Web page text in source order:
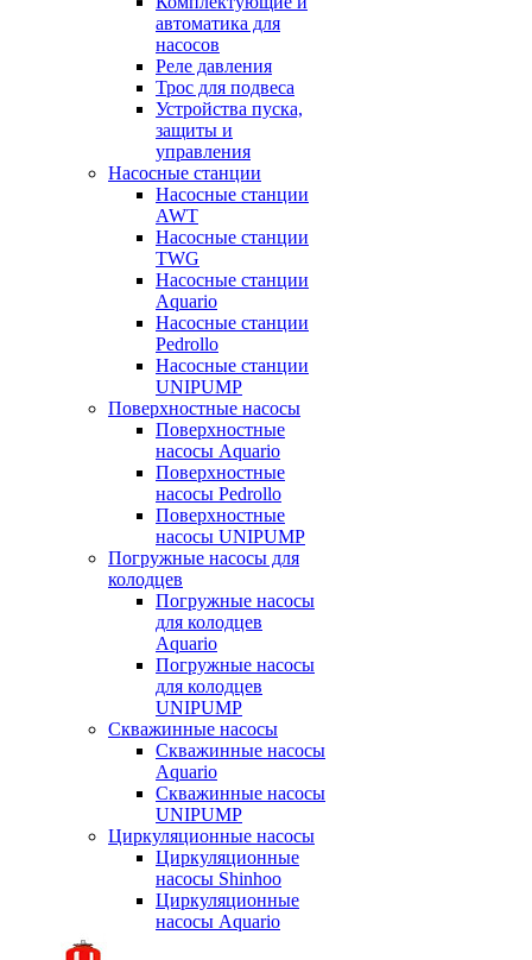
автоматика для
насосов
Реле давления
Трос для подвеса
Устройства пуска,
защиты и
управления
Насосные станции
Насосные станции
AWT
Насосные станции
TWG
Насосные станции
Aquario
Насосные станции
Pedrollo
Насосные станции
UNIPUMP
Поверхностные насосы
Поверхностные
насосы Aquario
Поверхностные
насосы Pedrollo
Поверхностные
насосы UNIPUMP
Погружные насосы для
колодцев
Погружные насосы
для колодцев
Aquario
Погружные насосы
для колодцев
UNIPUMP
Скважинные насосы
Скважинные насосы
Aquario
Скважинные насосы
UNIPUMP
Циркуляционные насосы
Циркуляционные
насосы Shinhoo
Циркуляционные
насосы Aquario